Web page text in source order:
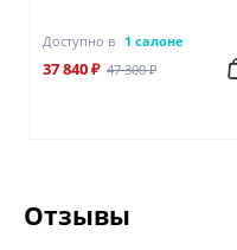
Доступно в 1 салоне
37 840 ₽ 47 300 ₽
Отзывы